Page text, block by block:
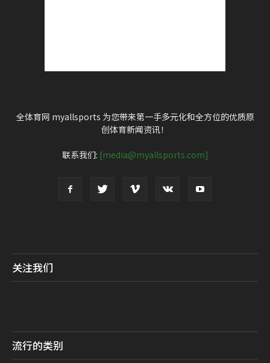
全体育网 myallsports 为您带来第一手多元化和全方位的优质原
创体育新闻资讯！
联系我们: [media@myallsports.com]
关注我们
流行的类别